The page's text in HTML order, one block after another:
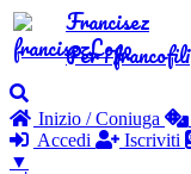
Francisez
Per i francofili
Inizio / Coniuga
Accedi
Iscriviti
▼